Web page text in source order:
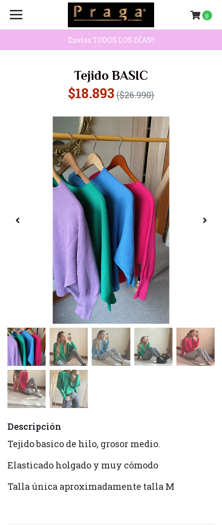
Envíos TODOS LOS DÍAS!!
0
Tejido BASIC
$18.893 ($26.990)
Descripción
Tejido basico de hilo, grosor medio.
Elasticado holgado y muy cómodo
Talla única aproximadamente talla M